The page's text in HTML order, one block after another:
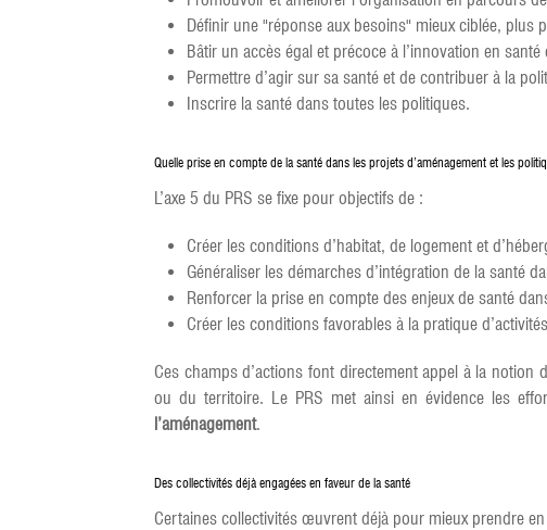
Définir une "réponse aux besoins" mieux ciblée, plus
Bâtir un accès égal et précoce à l’innovation en
Permettre d’agir sur sa santé et de contribuer à la
Inscrire la santé dans toutes les politiques.
Quelle prise en compte de la santé dans les projets d’aménagement et les
L’axe 5 du PRS se fixe pour objectifs de :
Créer les conditions d’habitat, de logement et
Généraliser les démarches d’intégration de la santé
Renforcer la prise en compte des enjeux de santé
Créer les conditions favorables à la pratique
Ces champs d’actions font directement appel à la notion
ou du territoire. Le PRS met ainsi en évidence les
l’aménagement.
Des collectivités déjà engagées en faveur de la santé
Certaines collectivités œuvrent déjà pour mieux prendre